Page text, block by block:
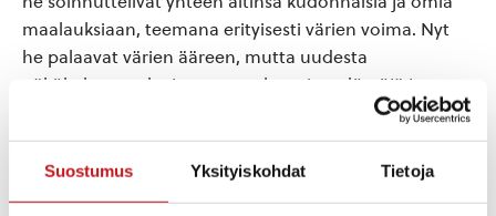
Suostumus Yksityiskohdat Tietoja
maalauksiaan, teemana erityisesti värien voima. Nyt
he palaavat värien ääreen, mutta uudesta
näkökulmasta, laajemman sukutarinan löytöjä ja
oivalluksia jakaen. He ovat työstäneet monin tavoin
viime vuosina luovaa perintöään ja yhteistä
sukupuutaan, jossa yhdistyvät itäinen tunne ja